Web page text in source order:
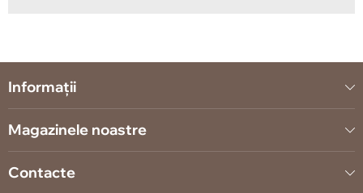
Informații
Magazinele noastre
Contacte